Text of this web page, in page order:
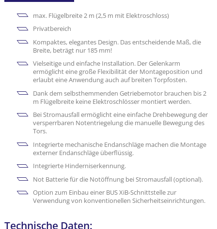
max. Flügelbreite 2 m (2,5 m mit Elektroschloss)
Privatbereich
Kompaktes, elegantes Design. Das entscheidende Maß, die
Breite, beträgt nur 185 mm!
Vielseitige und einfache Installation. Der Gelenkarm
ermöglicht eine große Flexibilität der Montageposition und
erlaubt eine Anwendung auch auf breiten Torpfosten.
Dank dem selbsthemmenden Getriebemotor brauchen bis 2
m Flügelbreite keine Elektroschlösser montiert werden.
Bei Stromausfall ermöglicht eine einfache Drehbewegung der
versperrbaren Notentriegelung die manuelle Bewegung des
Tors.
Integrierte mechanische Endanschläge machen die Montage
externer Endanschläge überflüssig.
Integrierte Hinderniserkennung.
Not Batterie für die Notöffnung bei Stromausfall (optional).
Option zum Einbau einer BUS XiB-Schnittstelle zur
Verwendung von konventionellen Sicherheitseinrichtungen.
Technische Daten: